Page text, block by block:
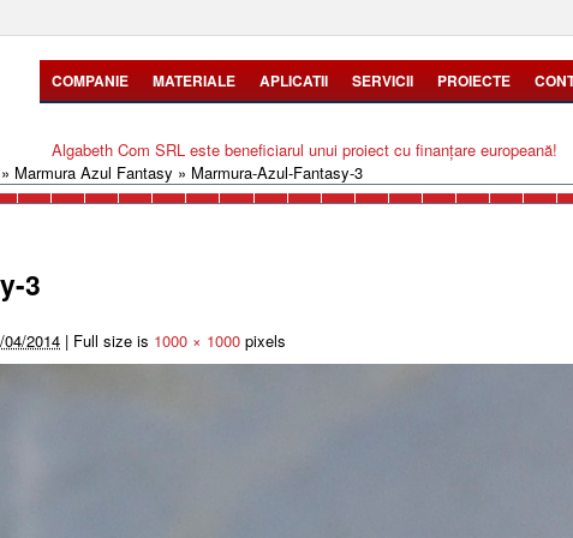
COMPANIE MATERIALE APLICATII SERVICII PROIECTE
Algabeth Com SRL este beneficiarul unui proiect cu finanțare europeană!
» Marmura Azul Fantasy » Marmura-Azul-Fantasy-3
3
04/2014 | Full size is 1000 × 1000 pixels